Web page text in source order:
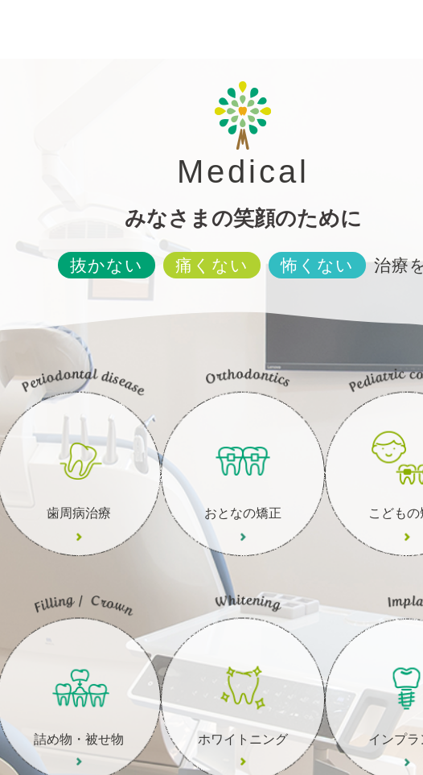
Medical
みなさまの笑顔のために
抜かない 痛くない 怖くない 治療
歯周病治療 おとなの矯正 こどもの
詰め物・被せ物 ホワイトニング インプラ